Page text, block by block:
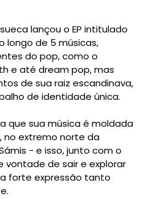
lançou o EP intitulado
longo de 5 músicas,
do pop, como o
e até dream pop, mas
de sua raiz escandinava,
de identidade única.
que sua música é moldada
no extremo norte da
- e isso, junto com o
de sair e explorar
forte expressão tanto